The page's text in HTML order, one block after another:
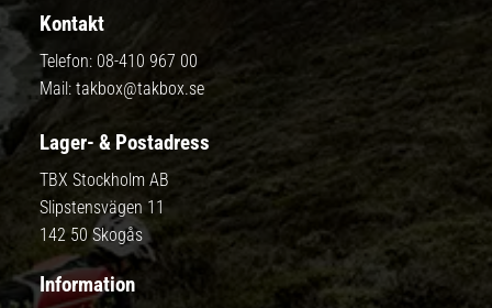
Kontakt
Telefon: 08-410 967 00
Mail: takbox@takbox.se
Lager- & Postadress
TBX Stockholm AB
Slipstensvägen 11
142 50 Skogås
Information